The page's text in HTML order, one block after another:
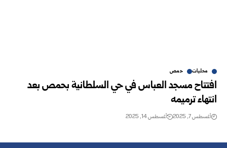
محليات حمص
افتتاح مسجد العباس في حي السلطانية بحمص بعد
انتهاء ترميمه
أغسطس 7, 2025 أغسطس 14, 2025